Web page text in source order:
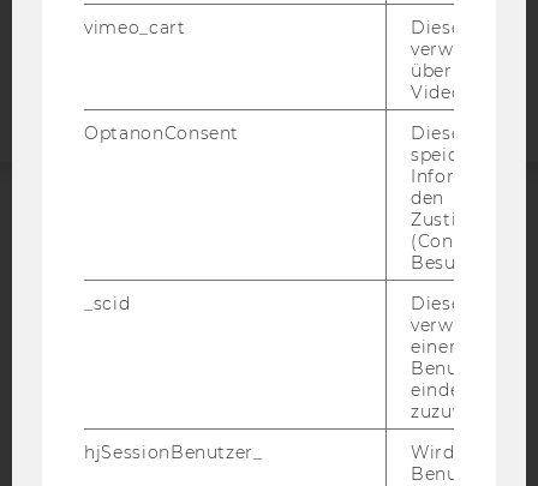
Barrierefreiheitserklärung
EQUIS AACSB
vimeo_cart
Dieses
verwendet,
überprüfen,
Video
OptanonConsent
Dieses Cookie
speichert
den
(Consent)
Besuchers.
_scid
Dieses
verwendet,
einem/einer
Benutzer*in
eindeutige ID
zuzuweisen
hjSessionBenutzer_
Wird gesetzt,
Benutzer